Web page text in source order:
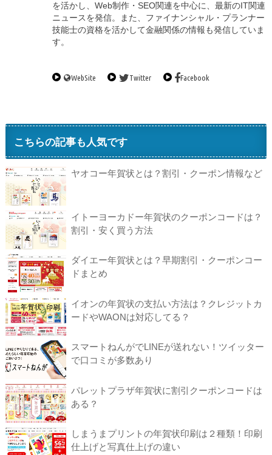
を活かし、Web制作・SEO関連を中心に、最新のIT関連
ニュースを発信。また、ファイナンシャル・プランナー
技能士の資格を活かして金融関係の情報も発信していま
す。
WebSite Twitter Facebook
こちらの記事も人気です
ヤオコー年賀状とは？割引・クーポン情報など
イトーヨーカドー年賀状のクーポンコードは？
割引・安く買う方法
ダイエー年賀状とは？早期割引・クーポンコー
ドまとめ
イオンの年賀状の支払い方法は？クレジットカ
ードやWAONは対応してる？
スマートねんがでLINEが送れない！ツイッター
で口コミが多数あり
パレットプラザ年賀状に割引クーポンコードは
ある？
しまうまプリントの年賀状印刷は２種類！印刷
仕上げと写真仕上げの違い